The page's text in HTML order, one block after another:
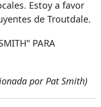
Estoy a favor
de Troutdale.
PARA
por Pat Smith)